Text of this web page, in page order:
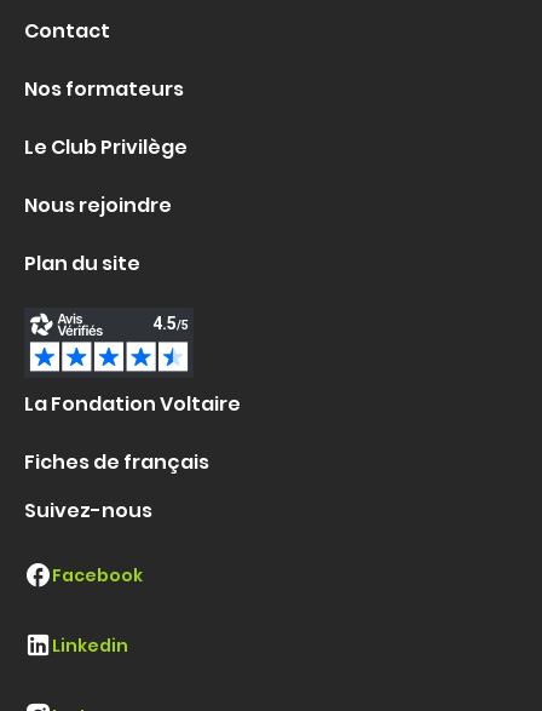
Contact
Nos formateurs
Le Club Privilège
Nous rejoindre
Plan du site
La Fondation Voltaire
Fiches de français
Suivez-nous
Facebook
Linkedin